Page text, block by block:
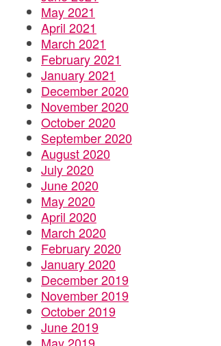
May 2021
April 2021
March 2021
February 2021
January 2021
December 2020
November 2020
October 2020
September 2020
August 2020
July 2020
June 2020
May 2020
April 2020
March 2020
February 2020
January 2020
December 2019
November 2019
October 2019
June 2019